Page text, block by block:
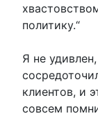
политику.“
Я не
клиентов, и
совсем